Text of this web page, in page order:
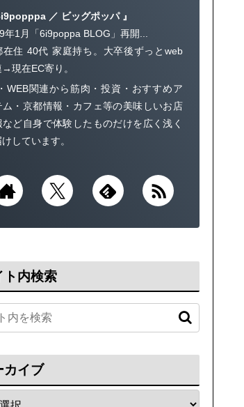
／ ビッグポッパ 』
年1月「6i9poppa BLOG」再開...
在住 40代 家庭持ち。大卒後ずっとweb
→現在EC寄り。
WEB関連から筋肉・投資・おすすめア
ム・京都情報・カフェ等の美味しいお店
など自身で体験したものだけを広く浅く
しています。
ト内検索
カイブ